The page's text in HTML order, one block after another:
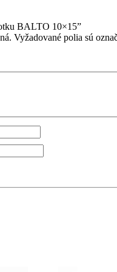
BALTO 10×15”
Vyžadované polia sú